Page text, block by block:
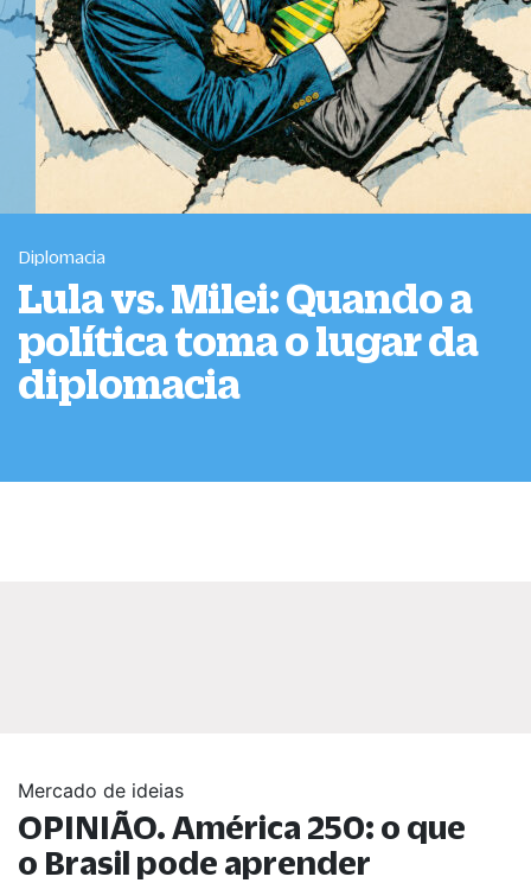
Diplomacia
Lula vs. Milei: Quando a
política toma o lugar da
diplomacia
Mercado de ideias
OPINIÃO. América 250: o que
o Brasil pode aprender